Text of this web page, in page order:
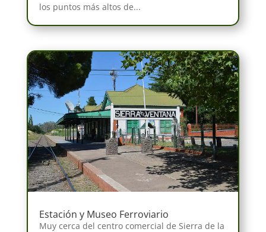
los puntos más altos de...
Estación y Museo Ferroviario
Muy cerca del centro comercial de Sierra de la